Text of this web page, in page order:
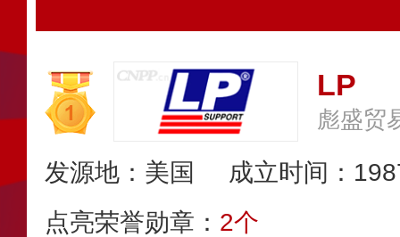
LP
彪盛贸
发源地：美国
成立时间：
点亮荣誉勋章： 2个